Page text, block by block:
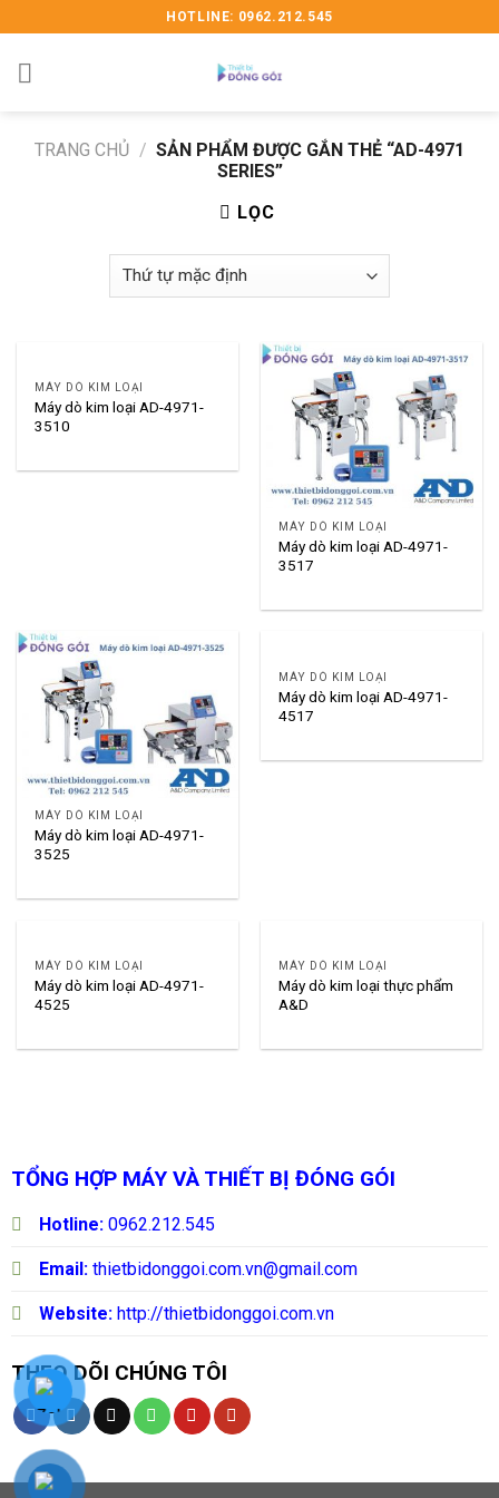
to
content
HOTLINE: 0962.212.545
TRANG CHỦ / SẢN PHẨM ĐƯỢC GẮN THẺ “AD-4971
SERIES”
LỌC
MÁY DÒ KIM LOẠI
Máy dò kim loại AD-4971-
3510
MÁY DÒ KIM LOẠI
Máy dò kim loại AD-4971-
3517
MÁY DÒ KIM LOẠI
Máy dò kim loại AD-4971-
3525
MÁY DÒ KIM LOẠI
Máy dò kim loại AD-4971-
4517
MÁY DÒ KIM LOẠI
Máy dò kim loại AD-4971-
4525
MÁY DÒ KIM LOẠI
Máy dò kim loại thực phẩm
A&D
TỔNG HỢP MÁY VÀ THIẾT BỊ ĐÓNG GÓI
Hotline: 0962.212.545
Email: thietbidonggoi.com.vn@gmail.com
Website: http://thietbidonggoi.com.vn
THEO DÕI CHÚNG TÔI